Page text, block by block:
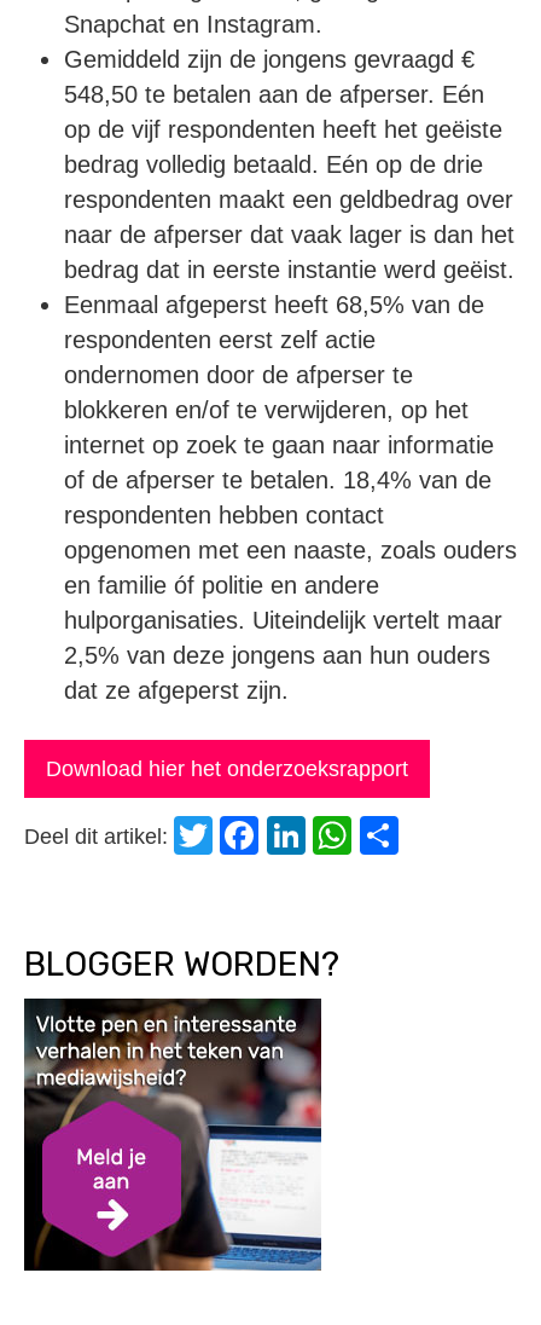
Snapchat en Instagram.
Gemiddeld zijn de jongens gevraagd €
548,50 te betalen aan de afperser. Eén
op de vijf respondenten heeft het geëiste
bedrag volledig betaald. Eén op de drie
respondenten maakt een geldbedrag over
naar de afperser dat vaak lager is dan het
bedrag dat in eerste instantie werd geëist.
Eenmaal afgeperst heeft 68,5% van de
respondenten eerst zelf actie
ondernomen door de afperser te
blokkeren en/of te verwijderen, op het
internet op zoek te gaan naar informatie
of de afperser te betalen. 18,4% van de
respondenten hebben contact
opgenomen met een naaste, zoals ouders
en familie óf politie en andere
hulporganisaties. Uiteindelijk vertelt maar
2,5% van deze jongens aan hun ouders
dat ze afgeperst zijn.
Download hier het onderzoeksrapport
Deel dit artikel: Twitter
Facebook
LinkedIn
WhatsApp
BLOGGER WORDEN?